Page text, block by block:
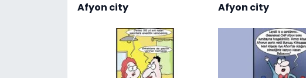
Afyon city Afyon city